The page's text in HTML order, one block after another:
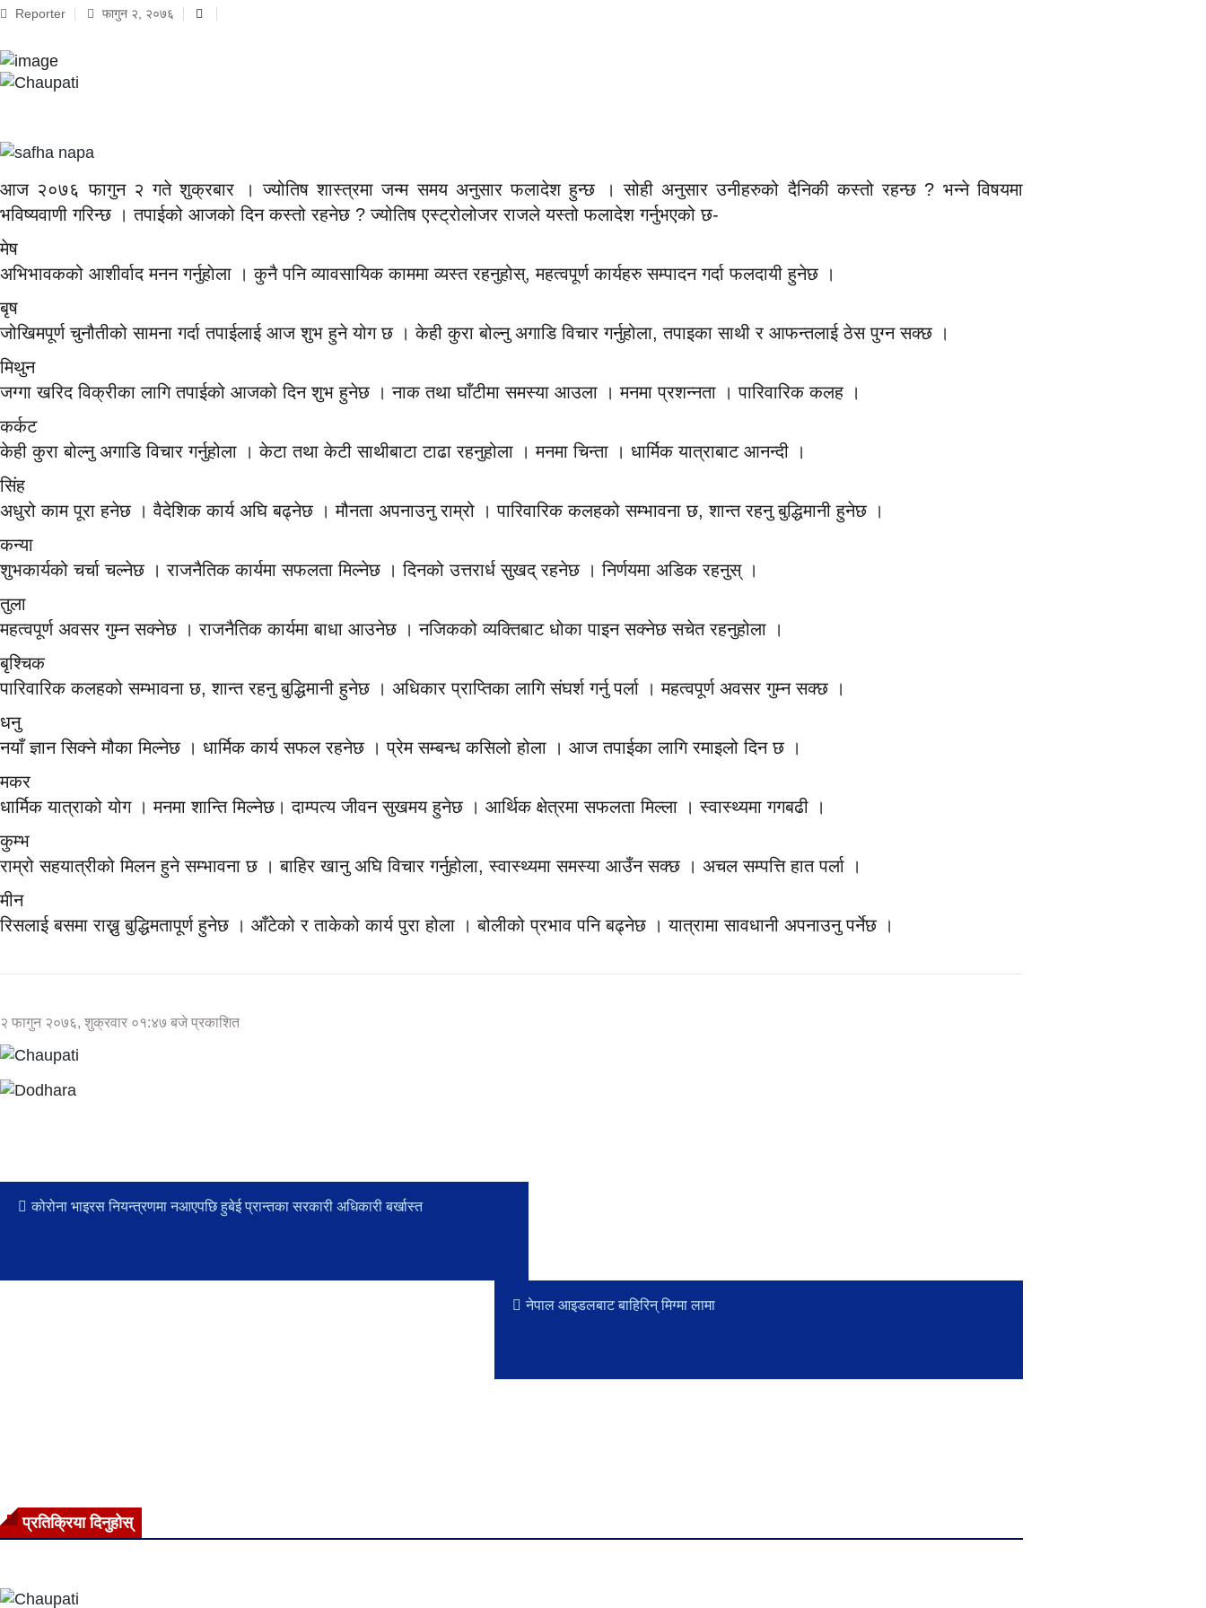
Reporter फागुन २, २०७६
आज २०७६ फागुन २ गते शुक्रबार । ज्योतिष शास्त्रमा जन्म समय अनुसार फलादेश हुन्छ । सोही अनुसार उनीहरुको दैनिकी कस्तो रहन्छ ? भन्ने विषयमा
भविष्यवाणी गरिन्छ । तपाईको आजको दिन कस्तो रहनेछ ? ज्योतिष एस्ट्रोलोजर राजले यस्तो फलादेश गर्नुभएको छ-
मेष
अभिभावकको आशीर्वाद मनन गर्नुहाेला । कुनै पनि व्यावसायिक काममा व्यस्त रहनुहोस्, महत्वपूर्ण कार्यहरु सम्पादन गर्दा फलदायी हुनेछ ।
बृष
जोखिमपूर्ण चुनौतीको सामना गर्दा तपाईलाई आज शुभ हुने योग छ । केही कुरा बोल्नु अगाडि विचार गर्नुहोला, तपाइका साथी र आफन्तलाई ठेस पुग्न सक्छ ।
मिथुन
जग्गा खरिद विक्रीका लागि तपाईको आजको दिन शुभ हुनेछ । नाक तथा घाँटीमा समस्या आउला । मनमा प्रशन्नता । पारिवारिक कलह ।
कर्कट
केही कुरा बोल्नु अगाडि विचार गर्नुहोला । केटा तथा केटी साथीबाटा टाढा रहनुहोला । मनमा चिन्ता । धार्मिक यात्राबाट आनन्दी ।
सिंह
अधुरो काम पूरा हनेछ । वैदेशिक कार्य अघि बढ्नेछ । मौनता अपनाउनु राम्रो । पारिवारिक कलहको सम्भावना छ, शान्त रहनु बुद्धिमानी हुनेछ ।
कन्या
शुभकार्यको चर्चा चल्नेछ । राजनैतिक कार्यमा सफलता मिल्नेछ । दिनको उत्तरार्ध सुखद् रहनेछ । निर्णयमा अडिक रहनुस् ।
तुला
महत्वपूर्ण अवसर गुम्न सक्नेछ । राजनैतिक कार्यमा बाधा आउनेछ । नजिकको व्यक्तिबाट धोका पाइन सक्नेछ सचेत रहनुहोला ।
बृश्चिक
पारिवारिक कलहको सम्भावना छ, शान्त रहनु बुद्धिमानी हुनेछ । अधिकार प्राप्तिका लागि संघर्श गर्नु पर्ला । महत्वपूर्ण अवसर गुम्न सक्छ ।
धनु
नयाँ ज्ञान सिक्ने मौका मिल्नेछ । धार्मिक कार्य सफल रहनेछ । प्रेम सम्बन्ध कसिलो होला । आज तपाईका लागि रमाइलो दिन छ ।
मकर
धार्मिक यात्राको योग । मनमा शान्ति मिल्नेछ। दाम्पत्य जीवन सुखमय हुनेछ । आर्थिक क्षेत्रमा सफलता मिल्ला । स्वास्थ्यमा गगबढी ।
कुम्भ
राम्रो सहयात्रीको मिलन हुने सम्भावना छ । बाहिर खानु अघि विचार गर्नुहोला, स्वास्थ्यमा समस्या आउँन सक्छ । अचल सम्पत्ति हात पर्ला ।
मीन
रिसलाई बसमा राख्नु बुद्धिमतापूर्ण हुनेछ । आँटेको र ताकेको कार्य पुरा होला । बोलीको प्रभाव पनि बढ्नेछ । यात्रामा सावधानी अपनाउनु पर्नेछ ।
२ फागुन २०७६, शुक्रवार ०१:४७ बजे प्रकाशित
कोरोना भाइरस नियन्त्रणमा नआएपछि हुबेई प्रान्तका सरकारी अधिकारी बर्खास्त
नेपाल आइडलबाट बाहिरिन् मिग्मा लामा
प्रतिक्रिया दिनुहोस्